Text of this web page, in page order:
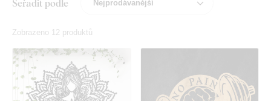
Seřadit podle
Zobrazeno 12 produktů